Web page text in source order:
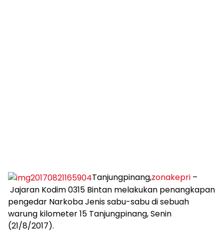
Tanjungpinang,zonakepri –
Jajaran Kodim 0315 Bintan melakukan penangkapan
pengedar Narkoba Jenis sabu-sabu di sebuah
warung kilometer 15 Tanjungpinang, Senin
(21/8/2017).